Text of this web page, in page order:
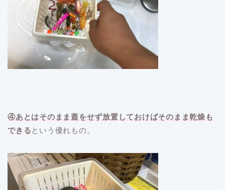
④あとはそのまま蓋をせず放置しておけばそのまま乾燥も
できるという優れもの。